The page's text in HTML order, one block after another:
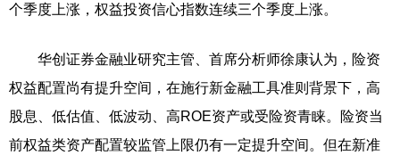
个季度上涨，权益投资信心指数连续三个季度上涨。
华创证券金融业研究主管、首席分析师徐康认为，险资
权益配置尚有提升空间，在施行新金融工具准则背景下，高
股息、低估值、低波动、高ROE资产或受险资青睐。险资当
前权益类资产配置较监管上限仍有一定提升空间。但在新准